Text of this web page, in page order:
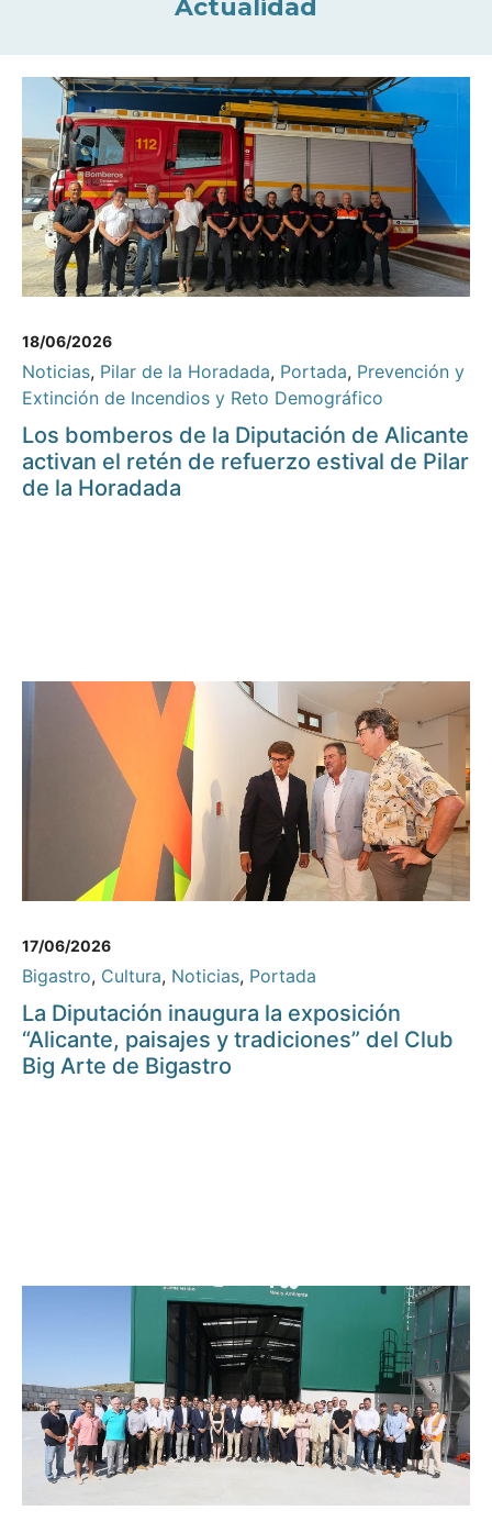
Actualidad
18/06/2026
Noticias, Pilar de la Horadada, Portada, Prevención y
Extinción de Incendios y Reto Demográfico
Los bomberos de la Diputación de Alicante
activan el retén de refuerzo estival de Pilar
de la Horadada
17/06/2026
Bigastro, Cultura, Noticias, Portada
La Diputación inaugura la exposición
“Alicante, paisajes y tradiciones” del Club
Big Arte de Bigastro